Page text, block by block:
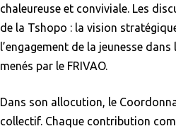
chaleureuse et conviviale. Les
de la Tshopo : la vision
l’engagement de la jeunesse
menés par le FRIVAO.
Dans son allocution, le
collectif. Chaque contribution